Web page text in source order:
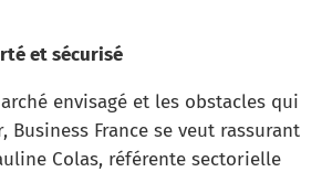
et sécurisé
envisagé et les obstacles qui
Business France se veut rassurant
Colas, référente sectorielle